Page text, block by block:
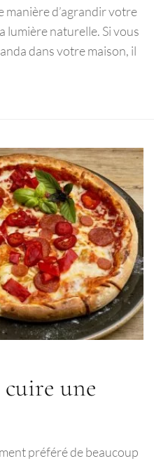
manière d’agrandir votre
lumière naturelle. Si vous
dans votre maison, il
une
préféré de beaucoup